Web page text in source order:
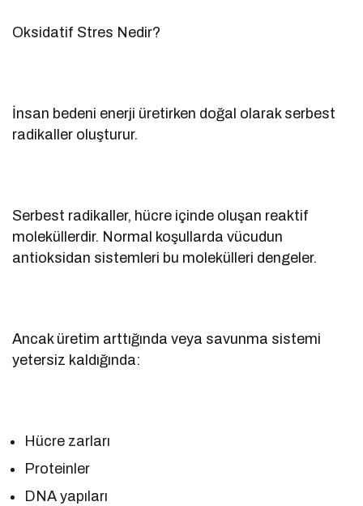
Oksidatif Stres Nedir?
İnsan bedeni enerji üretirken doğal olarak serbest
radikaller oluşturur.
Serbest radikaller, hücre içinde oluşan reaktif
moleküllerdir. Normal koşullarda vücudun
antioksidan sistemleri bu molekülleri dengeler.
Ancak üretim arttığında veya savunma sistemi
yetersiz kaldığında:
Hücre zarları
Proteinler
DNA yapıları